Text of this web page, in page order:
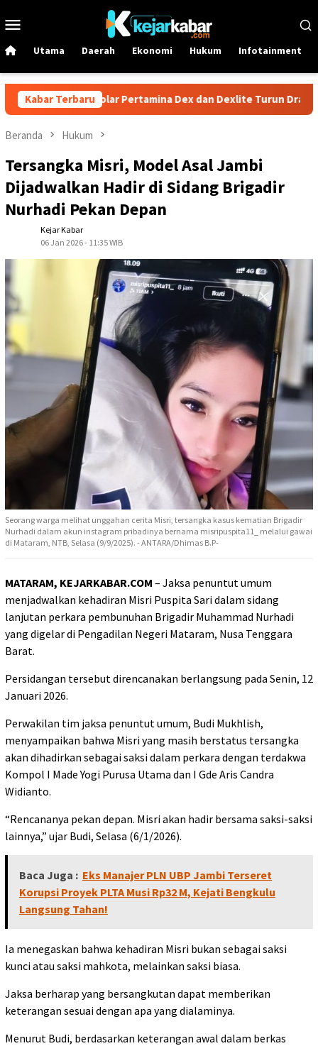
ke
Mobile
Utama Daerah Ekonomi Hukum Infotainment
Kabar Terbaru
Harga Solar Pertamina Dex dan Dexlite Turun Drastis, Cek
Beranda Hukum
Tersangka Misri, Model Asal Jambi
Dijadwalkan Hadir di Sidang Brigadir
Nurhadi Pekan Depan
Kejar Kabar
06 Jan 2026 - 11:35 WIB
Seorang warga melihat unggahan cerita Misri, tersangka kasus kematian Brigadir
Nurhadi dalam akun instagram pribadinya bernama misripuspita11_ melalui gawai
di Mataram, NTB, Selasa (9/9/2025). - ANTARA/Dhimas B.P-
MATARAM, KEJARKABAR.COM – Jaksa penuntut umum
menjadwalkan kehadiran Misri Puspita Sari dalam sidang
lanjutan perkara pembunuhan Brigadir Muhammad Nurhadi
yang digelar di Pengadilan Negeri Mataram, Nusa Tenggara
Barat.
Persidangan tersebut direncanakan berlangsung pada Senin, 12
Januari 2026.
Perwakilan tim jaksa penuntut umum, Budi Mukhlish,
menyampaikan bahwa Misri yang masih berstatus tersangka
akan dihadirkan sebagai saksi dalam perkara dengan terdakwa
Kompol I Made Yogi Purusa Utama dan I Gde Aris Candra
Widianto.
“Rencananya pekan depan. Misri akan hadir bersama saksi-saksi
lainnya,” ujar Budi, Selasa (6/1/2026).
Baca Juga : Eks Manajer PLN UBP Jambi Terseret
Korupsi Proyek PLTA Musi Rp32 M, Kejati Bengkulu
Langsung Tahan!
Ia menegaskan bahwa kehadiran Misri bukan sebagai saksi
kunci atau saksi mahkota, melainkan saksi biasa.
Jaksa berharap yang bersangkutan dapat memberikan
keterangan sesuai dengan apa yang dialaminya.
Menurut Budi, berdasarkan keterangan awal dalam berkas